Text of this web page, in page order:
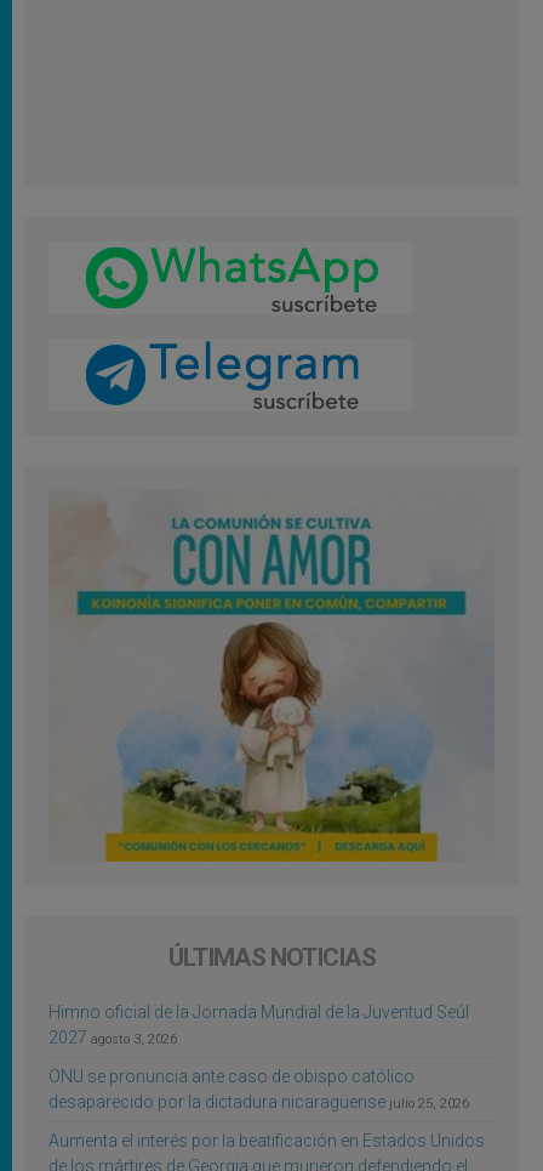
ÚLTIMAS NOTICIAS
Himno oficial de la Jornada Mundial de la Juventud Seúl
2027 agosto 3, 2026
ONU se pronuncia ante caso de obispo católico
desaparecido por la dictadura nicaragüense julio 25, 2026
Aumenta el interés por la beatificación en Estados Unidos
de los mártires de Georgia que murieron defendiendo el